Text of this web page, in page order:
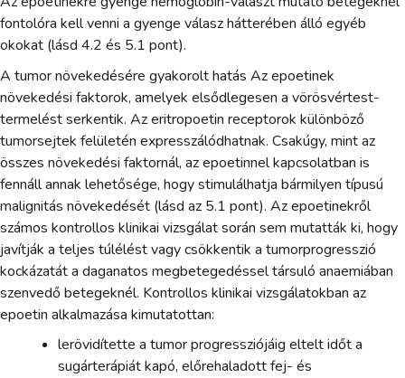
fontolóra kell venni a gyenge válasz hátterében álló egyéb
okokat (lásd 4.2 és 5.1 pont).
A tumor növekedésére gyakorolt hatás Az epoetinek
növekedési faktorok, amelyek elsődlegesen a vörösvértest-
termelést serkentik. Az eritropoetin receptorok különböző
tumorsejtek felületén expresszálódhatnak. Csakúgy, mint az
összes növekedési faktornál, az epoetinnel kapcsolatban is
fennáll annak lehetősége, hogy stimulálhatja bármilyen típusú
malignitás növekedését (lásd az 5.1 pont). Az epoetinekről
számos kontrollos klinikai vizsgálat során sem mutatták ki, hogy
javítják a teljes túlélést vagy csökkentik a tumorprogresszió
kockázatát a daganatos megbetegedéssel társuló anaemiában
szenvedő betegeknél. Kontrollos klinikai vizsgálatokban az
epoetin alkalmazása kimutatottan:
lerövidítette a tumor progressziójáig eltelt időt a
sugárterápiát kapó, előrehaladott fej- és